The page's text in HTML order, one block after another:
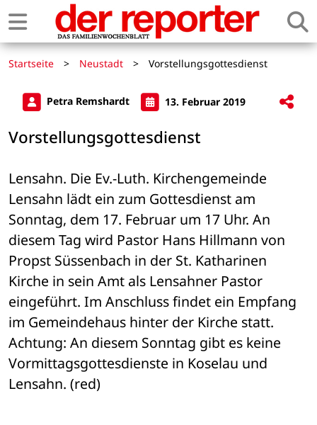
Startseite > Neustadt > Vorstellungsgottesdienst
Petra Remshardt 13. Februar 2019
Vorstellungsgottesdienst
Lensahn. Die Ev.-Luth. Kirchengemeinde
Lensahn lädt ein zum Gottesdienst am
Sonntag, dem 17. Februar um 17 Uhr. An
diesem Tag wird Pastor Hans Hillmann von
Propst Süssenbach in der St. Katharinen
Kirche in sein Amt als Lensahner Pastor
eingeführt. Im Anschluss findet ein Empfang
im Gemeindehaus hinter der Kirche statt.
Achtung: An diesem Sonntag gibt es keine
Vormittagsgottesdienste in Koselau und
Lensahn. (red)